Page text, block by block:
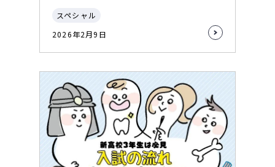
スペシャル
2026年2月9日